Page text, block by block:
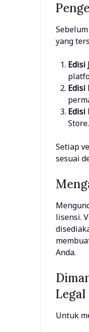
yang
Edisi
Edisi
Edisi
Store.
Setiap
sesuai
lisensi.
Anda.
Legal
Untuk